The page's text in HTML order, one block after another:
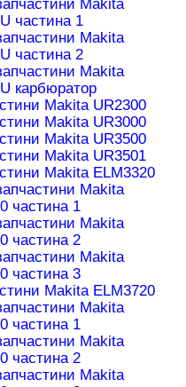
Makita
частина 1
Makita
частина 2
Makita
карбюратор
Makita UR2300
Makita UR3000
Makita UR3500
Makita UR3501
Makita ELM3320
Makita
частина 1
Makita
частина 2
Makita
частина 3
Makita ELM3720
Makita
частина 1
Makita
частина 2
Makita